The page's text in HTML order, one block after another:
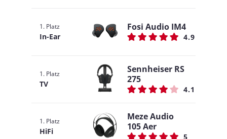
1. Platz
In-Ear
Fosi Audio IM4
4.9
1. Platz
TV
Sennheiser RS
275
4.1
1. Platz
HiFi
Meze Audio
105 Aer
5